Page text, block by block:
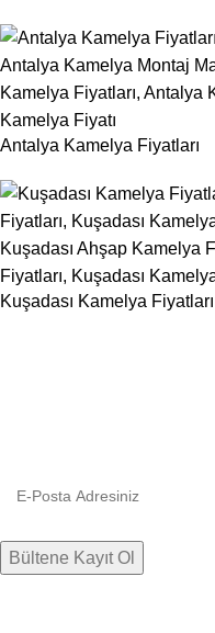
Antalya Kamelya Fiyatları
Kuşadası Kamelya Fiyatları